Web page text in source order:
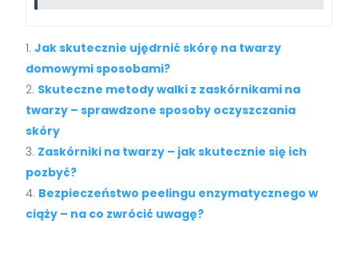
Jak skutecznie ujędrnić skórę na twarzy
domowymi sposobami?
Skuteczne metody walki z zaskórnikami na
twarzy – sprawdzone sposoby oczyszczania
skóry
Zaskórniki na twarzy – jak skutecznie się ich
pozbyć?
Bezpieczeństwo peelingu enzymatycznego w
ciąży – na co zwrócić uwagę?